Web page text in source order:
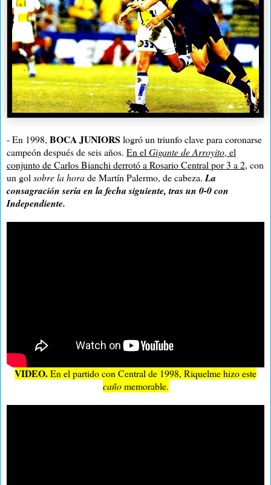
- En 1998, BOCA JUNIORS logró un triunfo clave para coronarse
campeón después de seis años. En elGigante de Arroyito, el
conjunto de Carlos Bianchi derrotó a Rosario Central por 3 a 2, con
un golsobre la horade Martín Palermo, de cabeza.La
consagración sería en la fecha siguiente, tras un 0-0 con
Independiente.
VIDEO.En el partido con Central de 1998, Riquelme hizo este
cañomemorable.